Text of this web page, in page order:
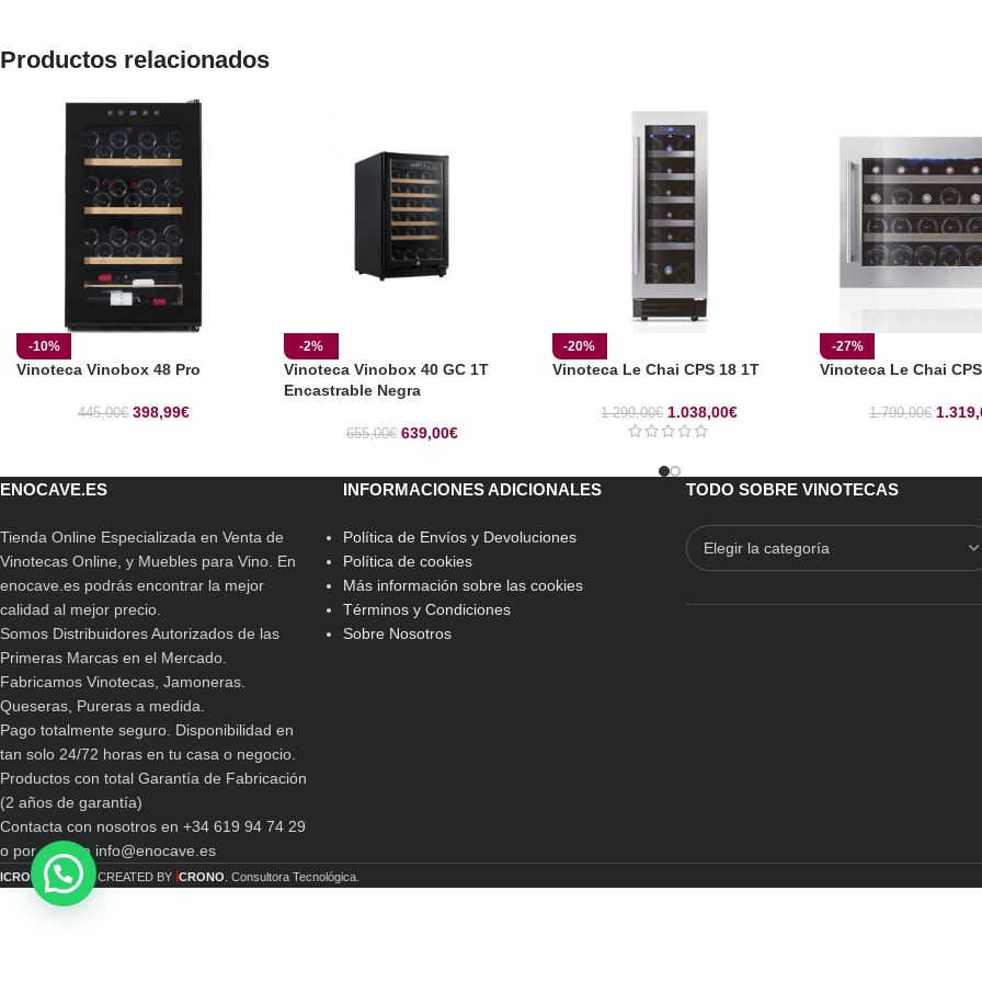
Productos relacionados
-10%
Vinoteca Vinobox 48 Pro
445,00€ 398,99€
-2%
Vinoteca Vinobox 40 GC 1T
Encastrable Negra
655,00€ 639,00€
-20%
Vinoteca Le Chai CPS 18 1T
1.299,00€ 1.038,00€
-27%
Vinoteca Le Chai
1.799,00€
ENOCAVE.ES
Tienda Online Especializada en Venta de
Vinotecas Online, y Muebles para Vino. En
enocave.es podrás encontrar la mejor
calidad al mejor precio.
Somos Distribuidores Autorizados de las
Primeras Marcas en el Mercado.
Fabricamos Vinotecas, Jamoneras.
Queseras, Pureras a medida.
Pago totalmente seguro. Disponibilidad en
tan solo 24/72 horas en tu casa o negocio.
Productos con total Garantía de Fabricación
(2 años de garantía)
Contacta con nosotros en +34 619 94 74 29
o por email a info@enocave.es
INFORMACIONES ADICIONALES
Política de Envíos y Devoluciones
Política de cookies
Más información sobre las cookies
Términos y Condiciones
Sobre Nosotros
TODO SOBRE VINOTECAS
ICRONO 2019 CREATED BY iCRONO . Consultora Tecnológica.